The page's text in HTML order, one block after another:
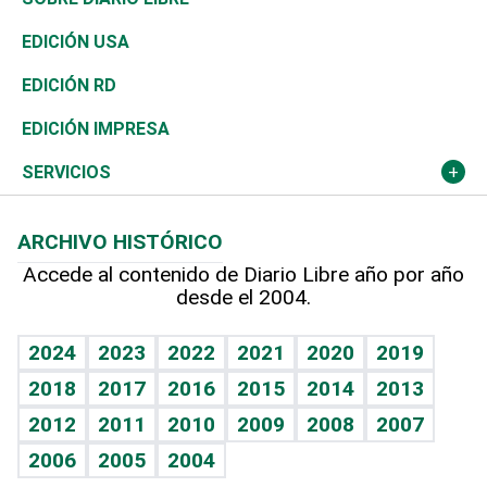
Reportajes
África
Ocenanía
Caribe
Resto del mundo
Vivienda
Telecom.
Global y variable
Economía personal
Buena Vida
Sociales
Novedades
Podcast Arte Libre
Hablando con el pediatra
Vida y familia
Eñe
Celebrando la vida
Sin complejos
Ciclismo
Tenis
Olimpismo
Más deportes
TBT Deportivo
En Directo
El Espía
Noticiero Poteleche
Columnistas
Más firmas
Tecnología
Historia
Martes de tecnología
Cambio climático
Economía
Revista
Deportes
Opinión
Hecho en casa
Guía del dinero
EDICIÓN USA
EDICIÓN RD
EDICIÓN IMPRESA
SERVICIOS
Cumpleaños
Horóscopos
Crucigramas
ARCHIVO HISTÓRICO
Accede al contenido de Diario Libre año por año
desde el 2004.
2024 2023 2022 2021 2020
2019
2018
2017 2016 2015 2014
2013
2012
2011 2010 2009 2008
2007
2006
2005 2004